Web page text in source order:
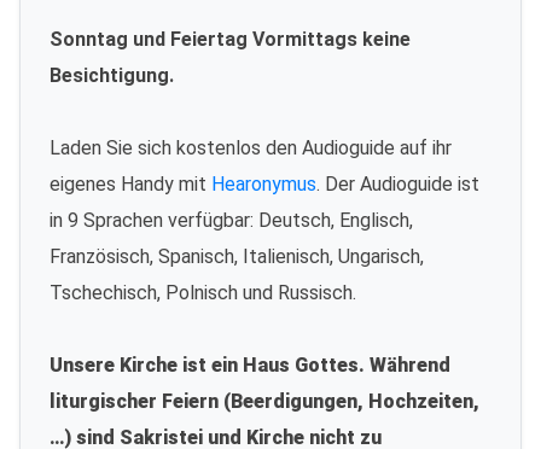
Sonntag und Feiertag Vormittags keine
Besichtigung.
Laden Sie sich kostenlos den Audioguide auf ihr
eigenes Handy mit Hearonymus. Der Audioguide ist
in 9 Sprachen verfügbar: Deutsch, Englisch,
Französisch, Spanisch, Italienisch, Ungarisch,
Tschechisch, Polnisch und Russisch.
Unsere Kirche ist ein Haus Gottes. Während
liturgischer Feiern (Beerdigungen, Hochzeiten,
…) sind Sakristei und Kirche nicht zu